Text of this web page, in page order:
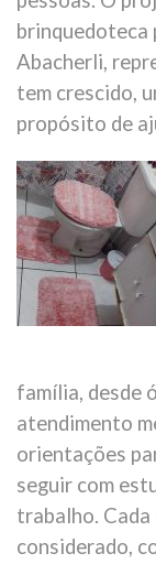
brinquedoteca
Abacherli,
tem crescido,
propósito de
família, desde
atendimento
orientações
seguir com
trabalho.
considerado,